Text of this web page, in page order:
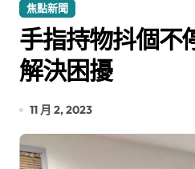
焦點新聞
手指持物抖個
解決困擾
11 月 2, 2023